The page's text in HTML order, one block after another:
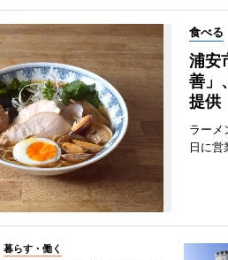
食べる
浦安
善」
提供
ラーメ
日に営
暮らす・働く